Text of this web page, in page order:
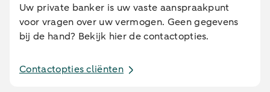
Uw private banker is uw vaste aanspraakpunt
voor vragen over uw vermogen. Geen gegevens
bij de hand? Bekijk hier de contactopties.
Contactopties cliënten